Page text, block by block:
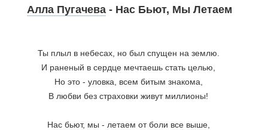
Алла Пугачева - Нас Бьют, Мы Летаем
Ты плыл в небесах, но был спущен на землю.
И раненый в сердце мечтаешь стать целью,
Но это - уловка, всем битым знакома,
В любви без страховки живут миллионы!
Нас бьют, мы - летаем от боли все выше,